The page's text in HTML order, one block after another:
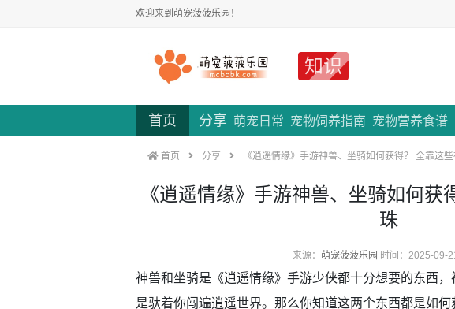
欢迎来到萌宠菠菠乐园！
知识
首页 分享 萌宠日常 宠物饲养指南 宠物营养食谱
首页 分享 《逍遥情缘》手游神兽、坐骑如何获得？ 全靠这
《逍遥情缘》手游神兽、坐骑如何获
珠
来源： 萌宠菠菠乐园 时间：2025-09-
神兽和坐骑是《逍遥情缘》手游少侠都十分想要的东西
是驮着你闯遍逍遥世界。那么你知道这两个东西都是如